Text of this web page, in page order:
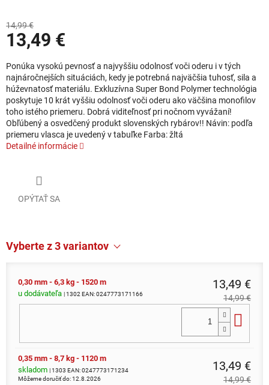
14,99 €
13,49 €
Jednotková cena:
Ponúka vysokú pevnosť a najvyššiu odolnosť voči oderu i v tých
najnáročnejších situáciách, kedy je potrebná najväčšia tuhosť, sila a
húževnatosť materiálu. Exkluzívna Super Bond Polymer technológia
poskytuje 10 krát vyššiu odolnosť voči oderu ako väčšina monofilov
toho istého priemeru. Dobrá viditeľnosť pri nočnom vyvážaní!
Obľúbený a osvedčený produkt slovenských rybárov!! Návin: podľa
priemeru vlasca je uvedený v tabuľke Farba: žltá
Detailné informácie
OPÝTAŤ SA
Vyberte z 3 variantov
0,30 mm - 6,3 kg - 1520 m
u dodávateľa
| 1302 EAN:0247773171166
13,49 €
14,99 €
0,35 mm - 8,7 kg - 1120 m
skladom | 1303 EAN:0247773171234
Môžeme doručiť do:12.8.2026
13,49 €
14,99 €